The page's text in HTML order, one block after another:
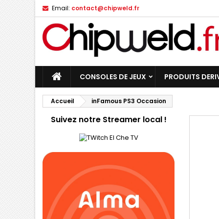
Email: contact@chipweld.fr
CONSOLES DE JEUX PRODUITS
Accueil inFamous PS3 Occasion
Suivez notre Streamer local !